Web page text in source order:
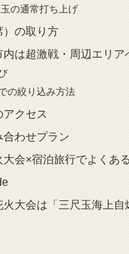
の通常打ち上げ
）の取り方
は超激戦・周辺エリア
の絞り込み方法
クセス
合わせプラン
大会×宿泊旅行でよくあ
火大会は「三尺玉海上